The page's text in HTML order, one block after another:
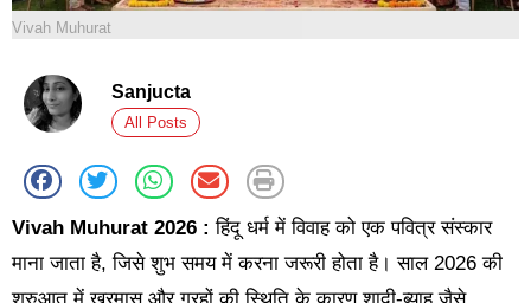
Vivah Muhurat
Sanjucta
All Posts
Vivah Muhurat 2026 : हिंदू धर्म में विवाह को एक पवित्र संस्कार
माना जाता है, जिसे शुभ समय में करना जरूरी होता है। साल 2026 की